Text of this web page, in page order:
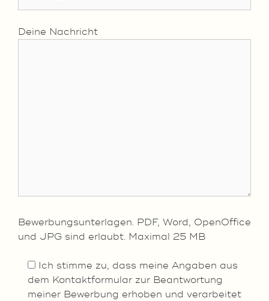
Deine Nachricht
Bewerbungsunterlagen. PDF, Word, OpenOffice
und JPG sind erlaubt. Maximal 25 MB
Ich stimme zu, dass meine Angaben aus
dem Kontaktformular zur Beantwortung
meiner Bewerbung erhoben und verarbeitet